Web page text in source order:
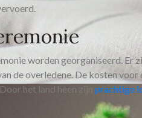
worden georganiseerd. Er
de overledene. De kosten
het land heen zijn prachtige